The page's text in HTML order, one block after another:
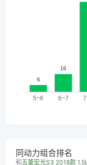
同动力组合排名
和五菱宏光S3 2018款